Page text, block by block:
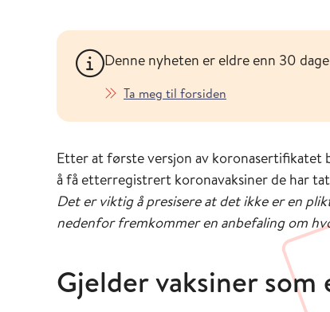
Denne nyheten er eldre enn 30
Ta meg til forsiden
Etter at første versjon av
å få etterregistrert koronavaksiner de har
Det er viktig å presisere at det ikke er en
nedenfor fremkommer en anbefaling om
Gjelder vaksiner